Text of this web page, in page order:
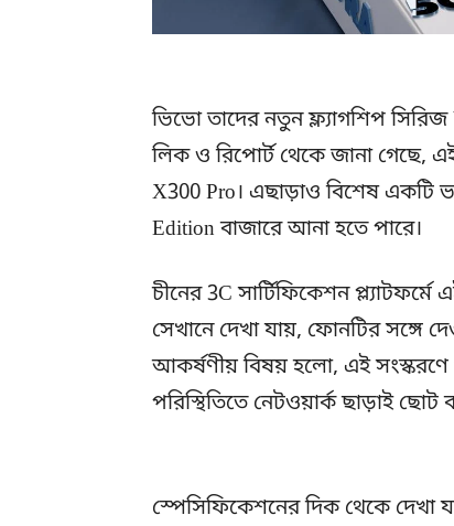
ভিভো তাদের নতুন ফ্ল্যাগশিপ
লিক ও রিপোর্ট থেকে জানা গেছে,
X300 Pro। এছাড়াও বিশেষ একটি
Edition বাজারে আনা হতে পারে।
চীনের 3C সার্টিফিকেশন
সেখানে দেখা যায়, ফোনটির সঙ্গে
আকর্ষণীয় বিষয় হলো, এই সংস্করণে
পরিস্থিতিতে নেটওয়ার্ক ছাড়াই ছোট
স্পেসিফিকেশনের দিক থেকে দেখা